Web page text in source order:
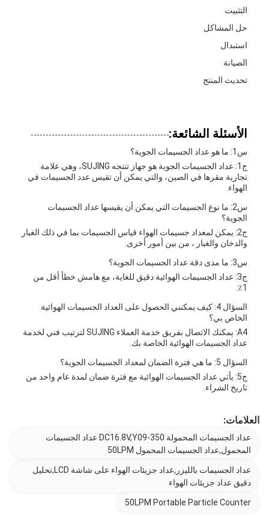
التثبيت
حل المشاكل
استبدال
الصيانة
تحديث المنتج
الأسئلة الشائعة:
س1: ما هو عداد الجسيمات الجوية؟
ج1: عداد الجسيمات الجوية هو جهاز تنتجه SUJING، وهي علامة
تجارية مقرها في الصين، والتي يمكن أن تقيس عدد الجسيمات في
الهواء.
س2: ما نوع الجسيمات التي يمكن أن يقيسها عداد الجسيمات
الجوية؟
ج2: يمكن لمعداد جسيمات الهواء قياس الجسيمات بما في ذلك الغبار
والدخان والغبار ، من بين أمور أخرى.
س3: ما مدى دقة عداد الجسيمات الجوية؟
ج3: عداد الجسيمات الهوائية دقيق للغاية، مع هامش خطأ أقل من
1٪.
السؤال 4: كيف يمكنني الحصول على العداد الجسيمات الهوائية
الخاص بي؟
A4: يمكنك الاتصال بفريق خدمة العملاء SUJING لترتيب فني لخدمة
عداد الجسيمات الهوائية الخاصة بك.
السؤال 5: ما هي فترة الضمان لمعداد الجسيمات الجوية؟
ج5: يأتي عداد الجسيمات الهوائية مع فترة ضمان لمدة عام واحد من
تاريخ الشراء.
العلامات:
عداد الجسيمات المحمولة DC16.8V,Y09-350 عداد الجسيمات
المحمول,عداد الجسيمات المحمول 50LPM
عداد الجسيمات بالليزر,عداد جزيئات الهواء على شاشة LCD,تحليل
دقيق عداد جزيئات الهواء
50LPM Portable Particle Counter